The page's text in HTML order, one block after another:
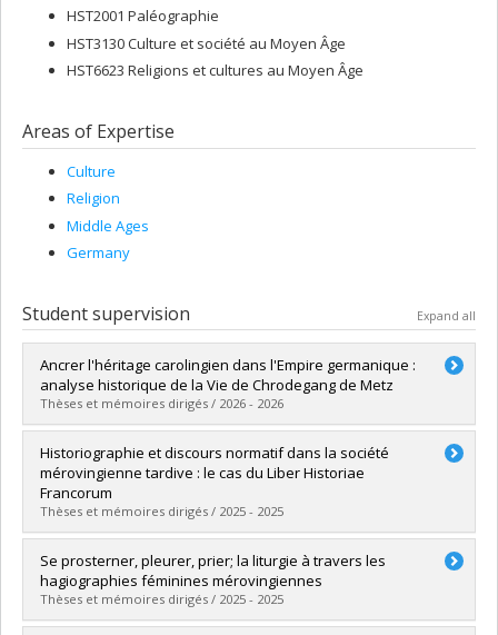
HST2001 Paléographie
HST3130 Culture et société au Moyen Âge
HST6623 Religions et cultures au Moyen Âge
Areas of Expertise
Culture
Religion
Middle Ages
Germany
Student supervision Expand all
Ancrer l'héritage carolingien dans l'Empire germanique :
analyse historique de la Vie de Chrodegang de Metz
Thèses et mémoires dirigés / 2026 - 2026
Graduate :Goupil-Warmoes, Laurie
Cycle :Master's
Grade :M.A.
Lien vers le document dans Papyrus
Historiographie et discours normatif dans la société
mérovingienne tardive : le cas du Liber Historiae
Francorum
Thèses et mémoires dirigés / 2025 - 2025
Graduate :Dehaut, Catherine
Cycle :Master's
Grade :M.A.
Lien vers le document dans Papyrus
Se prosterner, pleurer, prier; la liturgie à travers les
hagiographies féminines mérovingiennes
Thèses et mémoires dirigés / 2025 - 2025